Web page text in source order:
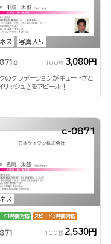
ス 写真入り
100枚 3,080円
のグラデーションがキュートさと
リッシュさをアピール！
ス
c-0871
ド1時間対応 スピード3時間対応
100枚 2,530円